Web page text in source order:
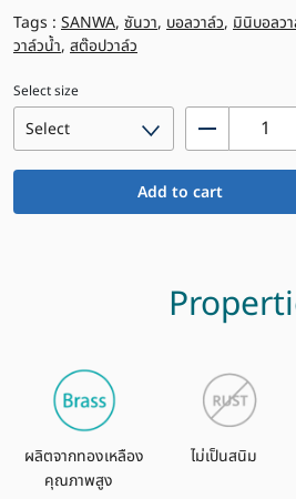
Tags : SANWA, ซันวา, บอลวาล์ว, มินิบอลว
วาล์วน้ำ, สต๊อปวาล์ว
Select size
นิ
บอล
วาล์ว
วา,
Add to cart
ผลิตจากทองเหลือง
คุณภาพสูง
ไม่เป็นสนิม